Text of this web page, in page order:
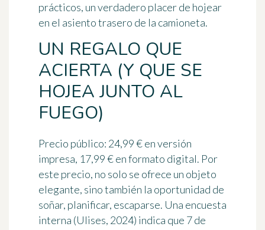
prácticos, un verdadero placer de hojear
en el asiento trasero de la camioneta.
UN REGALO QUE
ACIERTA (Y QUE SE
HOJEA JUNTO AL
FUEGO)
Precio público: 24,99 €en versión
impresa, 17,99 €en formato digital. Por
este precio, no solo se ofrece un objeto
elegante, sino también la oportunidad de
soñar, planificar, escaparse. Una encuesta
interna (Ulises, 2024) indica que 7 de